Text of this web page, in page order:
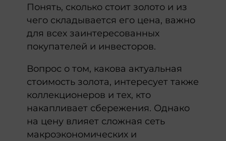
Понять, сколько стоит золото и из
чего складывается его цена, важно
для всех заинтересованных
покупателей и инвесторов.
Вопрос о том, какова актуальная
стоимость золота, интересует также
коллекционеров и тех, кто
накапливает сбережения. Однако
на цену влияет сложная сеть
макроэкономических и